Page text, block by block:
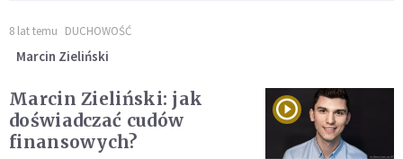
8 lat temu DUCHOWOŚĆ
Marcin Zieliński
Marcin Zieliński: jak
doświadczać cudów
finansowych?